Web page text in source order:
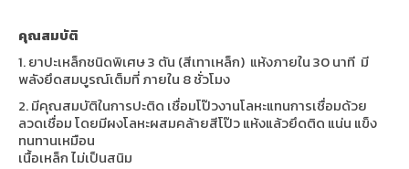
คุณสมบัติ
1. ยาปะเหล็กชนิดพิเศษ 3 ตัน (สีเทาเหล็ก) แห้งภายใน 30 นาที มี
พลังยึดสมบูรณ์เต็มที่ ภายใน 8 ชั่วโมง
2. มีคุณสมบัติในการปะติด เชื่อมโป๊วงานโลหะแทนการเชื่อมด้วย
ลวดเชื่อม โดยมีผงโลหะผสมคล้ายสีโป๊ว แห้งแล้วยึดติด แน่น แข็ง
ทนทานเหมือน
เนื้อเหล็ก ไม่เป็นสนิม